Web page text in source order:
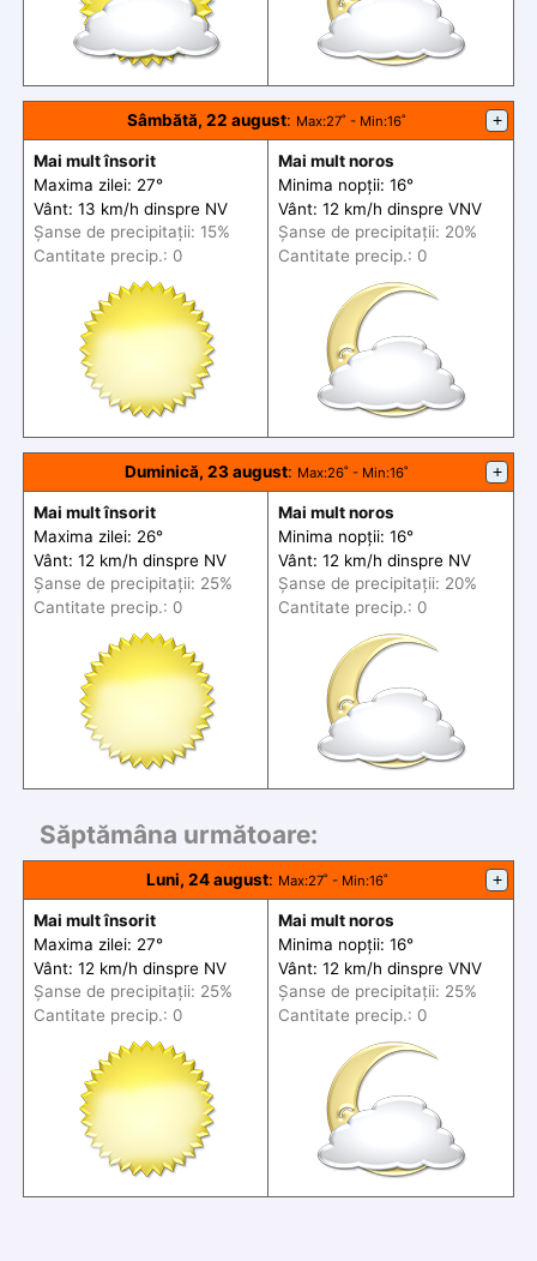
Sâmbătă, 22 august: Max:27˚ - Min:16˚ +
Mai mult însorit
Maxima zilei: 27°
Vânt: 13 km/h dinspre NV
Șanse de precipitații: 15%
Cantitate precip.: 0
Mai mult noros
Minima nopții: 16°
Vânt: 12 km/h dinspre VNV
Șanse de precipitații: 20%
Cantitate precip.: 0
Duminică, 23 august: Max:26˚ - Min:16˚ +
Mai mult însorit
Maxima zilei: 26°
Vânt: 12 km/h dinspre NV
Șanse de precipitații: 25%
Cantitate precip.: 0
Mai mult noros
Minima nopții: 16°
Vânt: 12 km/h dinspre NV
Șanse de precipitații: 20%
Cantitate precip.: 0
Săptămâna următoare:
Luni, 24 august: Max:27˚ - Min:16˚ +
Mai mult însorit
Maxima zilei: 27°
Vânt: 12 km/h dinspre NV
Șanse de precipitații: 25%
Cantitate precip.: 0
Mai mult noros
Minima nopții: 16°
Vânt: 12 km/h dinspre VNV
Șanse de precipitații: 25%
Cantitate precip.: 0